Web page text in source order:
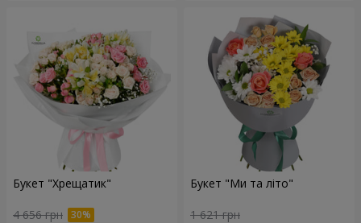
Букет "Хрещатик"
4 656 грн
Букет "Ми та літо"
1 621 грн